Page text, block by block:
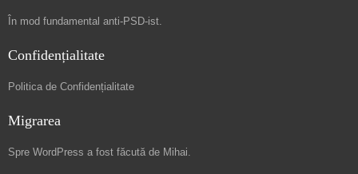
În mod fundamental anti-PSD-ist.
Confidențialitate
Politica de Confidențialitate
Migrarea
Spre WordPress a fost făcută de Mihai.